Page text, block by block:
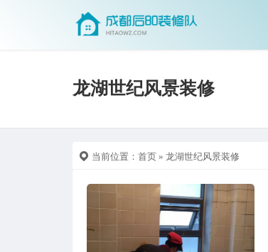
龙湖世纪风景装修
当前位置： 首页 » 龙湖世纪风景装修